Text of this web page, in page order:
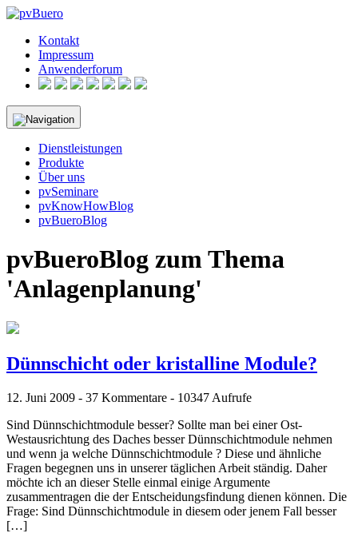
Skip
contentKontakt
Impressum
Anwenderforum
Dienstleistungen
Produkte
Über uns
pvSeminare
pvKnowHowBlog
pvBueroBlog
pvBueroBlog zum Thema
'Anlagenplanung'
Dünnschicht oder kristalline Module?
12. Juni 2009 - 37 Kommentare - 10347 Aufrufe
Sind Dünnschichtmodule besser? Sollte man bei einer Ost-
Westausrichtung des Daches besser Dünnschichtmodule nehmen
und wenn ja welche Dünnschichtmodule ? Diese und ähnliche
Fragen begegnen uns in unserer täglichen Arbeit ständig. Daher
möchte ich an dieser Stelle einmal einige Argumente
zusammentragen die der Entscheidungsfindung dienen können. Die
Frage: Sind Dünnschichtmodule in diesem oder jenem Fall besser
[…]